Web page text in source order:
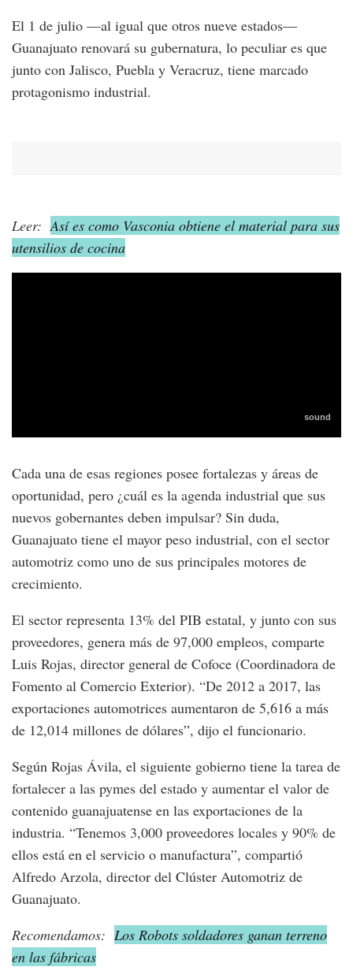
El 1 de julio —al igual que otros nueve estados—
Guanajuato renovará su gubernatura, lo peculiar es que
junto con Jalisco, Puebla y Veracruz, tiene marcado
protagonismo industrial.
Leer: Así es como Vasconia obtiene el material para sus
utensilios de cocina
Cada una de esas regiones posee fortalezas y áreas de
oportunidad, pero ¿cuál es la agenda industrial que sus
nuevos gobernantes deben impulsar? Sin duda,
Guanajuato tiene el mayor peso industrial, con el sector
automotriz como uno de sus principales motores de
crecimiento.
El sector representa 13% del PIB estatal, y junto con sus
proveedores, genera más de 97,000 empleos, comparte
Luis Rojas, director general de Cofoce (Coordinadora de
Fomento al Comercio Exterior). “De 2012 a 2017, las
exportaciones automotrices aumentaron de 5,616 a más
de 12,014 millones de dólares”, dijo el funcionario.
Según Rojas Ávila, el siguiente gobierno tiene la tarea de
fortalecer a las pymes del estado y aumentar el valor de
contenido guanajuatense en las exportaciones de la
industria. “Tenemos 3,000 proveedores locales y 90% de
ellos está en el servicio o manufactura”, compartió
Alfredo Arzola, director del Clúster Automotriz de
Guanajuato.
Recomendamos: Los Robots soldadores ganan terreno
en las fábricas